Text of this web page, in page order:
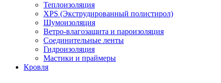
Теплоизоляция
XPS (Экструдированный полистирол)
Шумоизоляция
Ветро-влагозащита и пароизоляция
Соединительные ленты
Гидроизоляция
Мастики и праймеры
Кровля